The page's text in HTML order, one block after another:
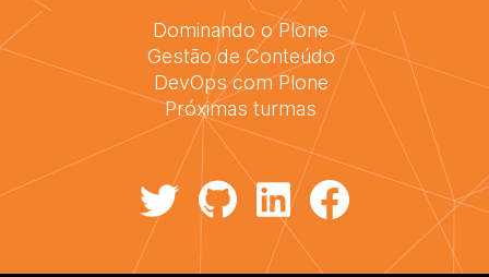
Dominando o Plone
Gestão de Conteúdo
DevOps com Plone
Próximas turmas